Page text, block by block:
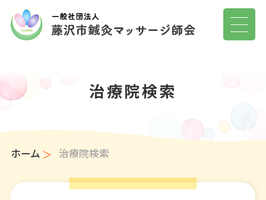
治療院検索
ホーム 治療院検索